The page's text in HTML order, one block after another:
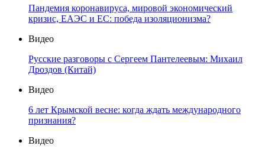
Пандемия коронавируса, мировой экономический
кризис, ЕАЭС и ЕС: победа изоляционизма?
Видео
Русские разговоры с Сергеем Пантелеевым: Михаил
Дроздов (Китай)
Видео
6 лет Крымской весне: когда ждать международного
признания?
Видео